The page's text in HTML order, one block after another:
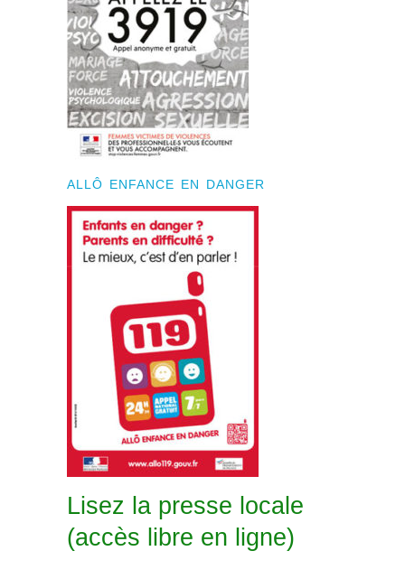
ALLÔ ENFANCE EN DANGER
Lisez la presse locale
(accès libre en ligne)